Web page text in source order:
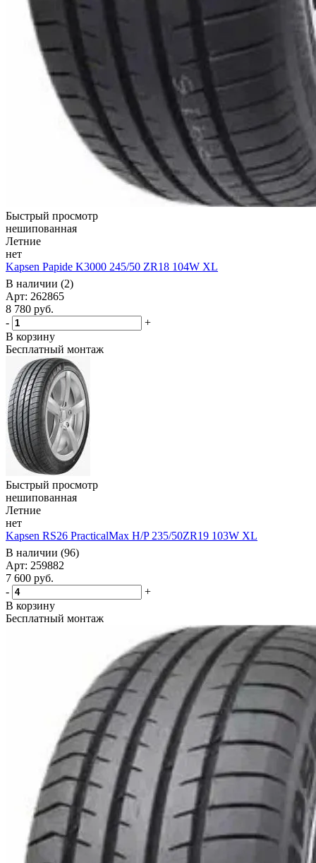
Быстрый просмотр
нешипованная
Летние
нет
Kapsen Papide K3000 245/50 ZR18 104W XL
В наличии (2)
Арт: 262865
8 780 руб.
-
+
В корзину
Бесплатный монтаж
Быстрый просмотр
нешипованная
Летние
нет
Kapsen RS26 PracticalMax H/P 235/50ZR19 103W XL
В наличии (96)
Арт: 259882
7 600 руб.
-
+
В корзину
Бесплатный монтаж